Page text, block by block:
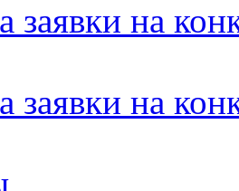
заявки на
заявки на